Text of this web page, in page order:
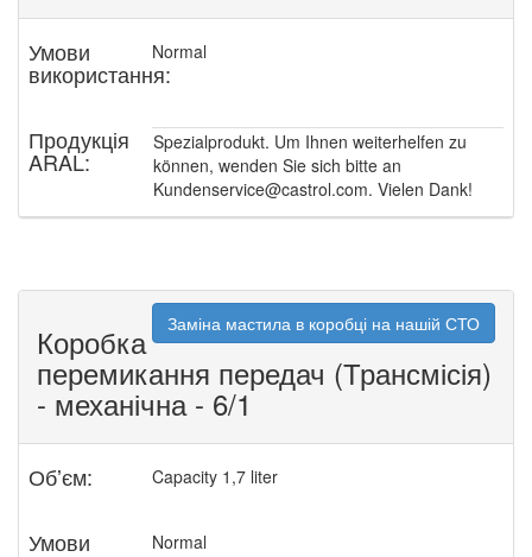
Умови
використання:
Normal
Продукція
ARAL:
Spezialprodukt. Um Ihnen weiterhelfen zu
können, wenden Sie sich bitte an
Kundenservice@castrol.com. Vielen Dank!
Заміна мастила в коробці на нашій СТО
Коробка
перемикання передач (Трансмісія)
- механічна - 6/1
Обʼєм: Capacity 1,7 liter
Умови Normal